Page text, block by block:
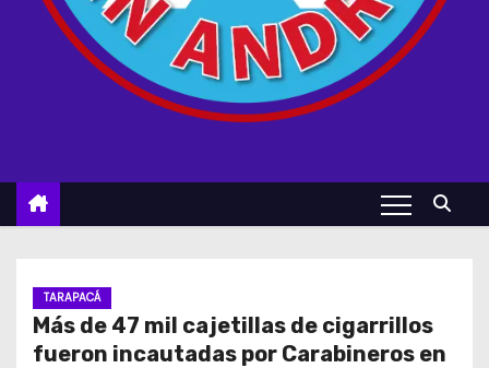
TARAPACÁ
Más de 47 mil cajetillas de cigarrillos
fueron incautadas por Carabineros en